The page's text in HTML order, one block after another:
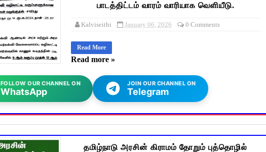
பாடத்திட்டம் வாரம் வாரியாக வெளியீடு.
Kalviseithi January 06, 2026 0 Comments
Read More
Read more »
FOLLOW OUR CHANNEL ON
WhatsApp
JOIN OUR CHANNEL ON
Telegram
தமிழ்நாடு அரசின் கிராமம் தோறும் புத்தொழில்